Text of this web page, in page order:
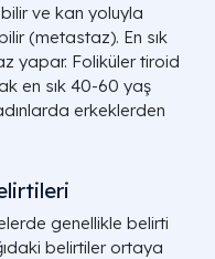
ve kan yoluyla
(metastaz). En sık
yapar. Foliküler tiroid
en sık 40-60 yaş
erkeklerden
genellikle belirti
belirtiler ortaya